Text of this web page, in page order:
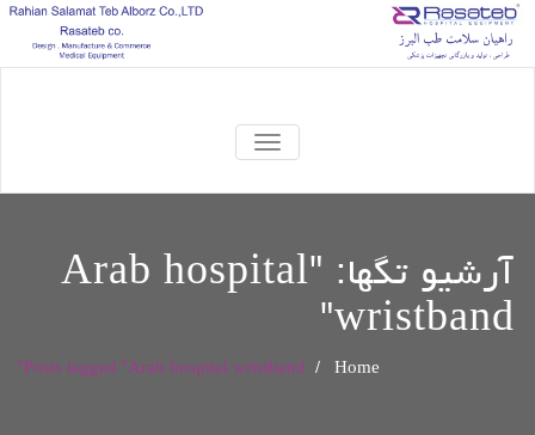
TOGGLE
NAVIGATION
آرشیو تگها: "Arab hospital
wristband
"
Home
/
Posts tagged "Arab hospital wristband"